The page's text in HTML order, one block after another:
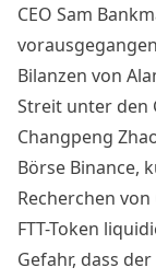
CEO Sam
Bilanzen von
Streit unter den
Changpeng
Börse Binance,
Recherchen von
FTT-Token
Gefahr, dass der